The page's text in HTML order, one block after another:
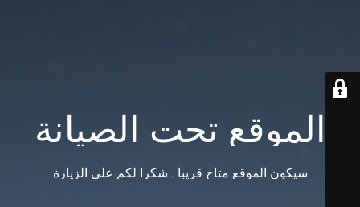
الموقع تحت الصيانة
سيكون الموقع متاح قريبا . شكرا لكم على الزيارة